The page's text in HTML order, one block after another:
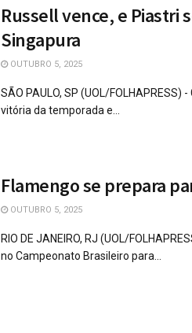
Russell vence, e Piastri
Singapura
OUTUBRO 5, 2025
SÃO PAULO, SP (UOL/
vitória da temporada e...
Flamengo se prepara
OUTUBRO 5, 2025
RIO DE JANEIRO, RJ (UOL/
no Campeonato Brasileiro para...